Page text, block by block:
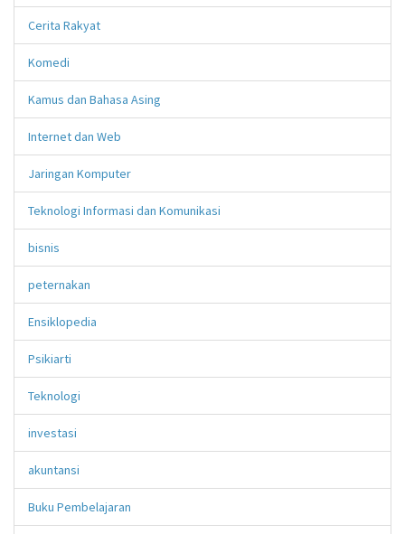
Cerita Rakyat
Komedi
Kamus dan Bahasa Asing
Internet dan Web
Jaringan Komputer
Teknologi Informasi dan Komunikasi
bisnis
peternakan
Ensiklopedia
Psikiarti
Teknologi
investasi
akuntansi
Buku Pembelajaran